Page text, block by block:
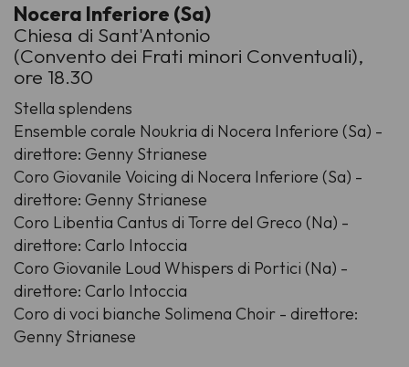
Nocera Inferiore (Sa)
Chiesa di Sant'Antonio
(Convento dei Frati minori Conventuali),
ore 18.30
Stella splendens
Ensemble corale Noukria di Nocera Inferiore (Sa) -
direttore: Genny Strianese
Coro Giovanile Voicing di Nocera Inferiore (Sa) -
direttore: Genny Strianese
Coro Libentia Cantus di Torre del Greco (Na) -
direttore: Carlo Intoccia
Coro Giovanile Loud Whispers di Portici (Na) -
direttore: Carlo Intoccia
Coro di voci bianche Solimena Choir - direttore:
Genny Strianese